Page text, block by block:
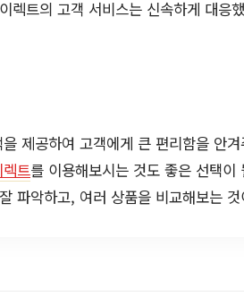
렉트의 고객 서비스는 신속하게 대응
제공하여 고객에게 큰 편리함을 안
트를 이용해보시는 것도 좋은 선택
파악하고, 여러 상품을 비교해보는